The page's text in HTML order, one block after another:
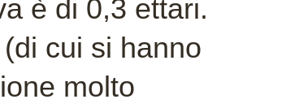
è di 0,3 ettari.
cui si hanno
molto